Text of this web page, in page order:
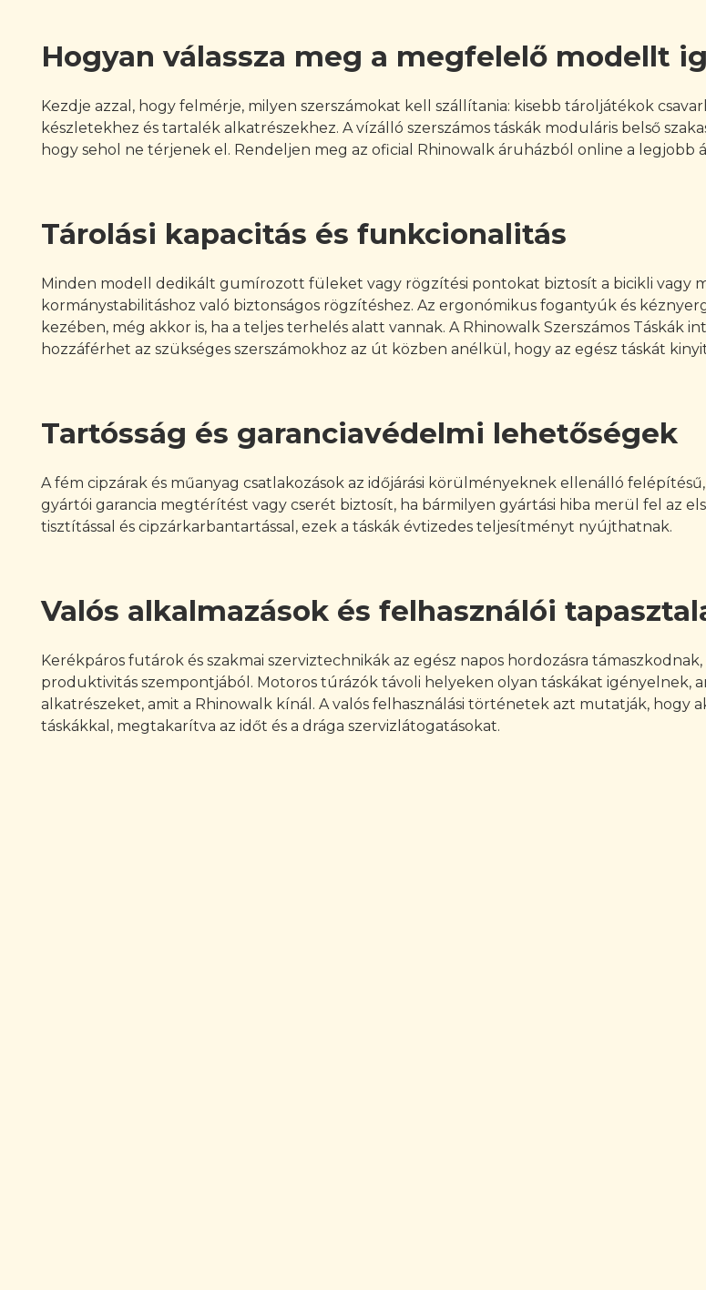
Hogyan válassza meg a megfelelő modellt
Kezdje azzal, hogy felmérje, milyen szerszámokat kell szállítania: kisebb tároljátékok
készletekhez és tartalék alkatrészekhez. A vízálló szerszámos táskák moduláris belső
hogy sehol ne térjenek el. Rendeljen meg az oficial Rhinowalk áruházból online a legjobb
Tárolási kapacitás és funkcionalitás
Minden modell dedikált gumírozott füleket vagy rögzítési pontokat biztosít a bicikli vagy
kormánystabilitáshoz való biztonságos rögzítéshez. Az ergonómikus fogantyúk és
kezében, még akkor is, ha a teljes terhelés alatt vannak. A Rhinowalk Szerszámos
hozzáférhet az szükséges szerszámokhoz az út közben anélkül, hogy az egész táskát
Tartósság és garanciavédelmi lehetőségek
A fém cipzárak és műanyag csatlakozások az időjárási körülményeknek ellenálló
gyártói garancia megtérítést vagy cserét biztosít, ha bármilyen gyártási hiba merül fel az
tisztítással és cipzárkarbantartással, ezek a táskák évtizedes teljesítményt nyújthatnak.
Valós alkalmazások és felhasználói
Kerékpáros futárok és szakmai szerviztechnikák az egész napos hordozásra
produktivitás szempontjából. Motoros túrázók távoli helyeken olyan táskákat igényelnek,
alkatrészeket, amit a Rhinowalk kínál. A valós felhasználási történetek azt mutatják, hogy
táskákkal, megtakarítva az időt és a drága szervizlátogatásokat.